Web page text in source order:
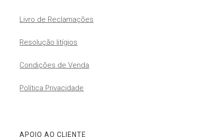
Livro de Reclamações
Resolução litígios
Condições de Venda
Política Privacidade
APOIO AO CLIENTE